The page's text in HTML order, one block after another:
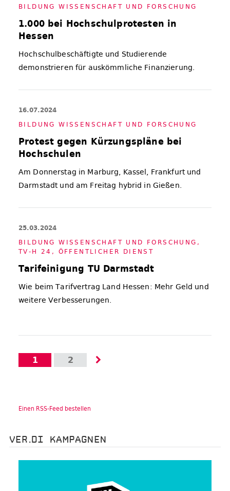
BIL­DUNG WIS­SEN­SCHAFT UND FOR­SCHUNG
1.000 bei Hochschulprotesten in
Hessen
Hochschulbeschäftigte und Studierende
demonstrieren für auskömmliche Finanzierung.
16.07.2024
BIL­DUNG WIS­SEN­SCHAFT UND FOR­SCHUNG
Protest gegen Kürzungspläne bei
Hochschulen
Am Donnerstag in Marburg, Kassel, Frankfurt und
Darmstadt und am Freitag hybrid in Gießen.
25.03.2024
BIL­DUNG WIS­SEN­SCHAFT UND FOR­SCHUNG ,
TV-H 24 , ÖF­FENT­LI­CHER DIENST
Tarifeinigung TU Darmstadt
Wie beim Tarifvertrag Land Hessen: Mehr Geld und
weitere Verbesserungen.
1 2
Einen RSS-Feed bestellen
VER.DI KAMPAGNEN